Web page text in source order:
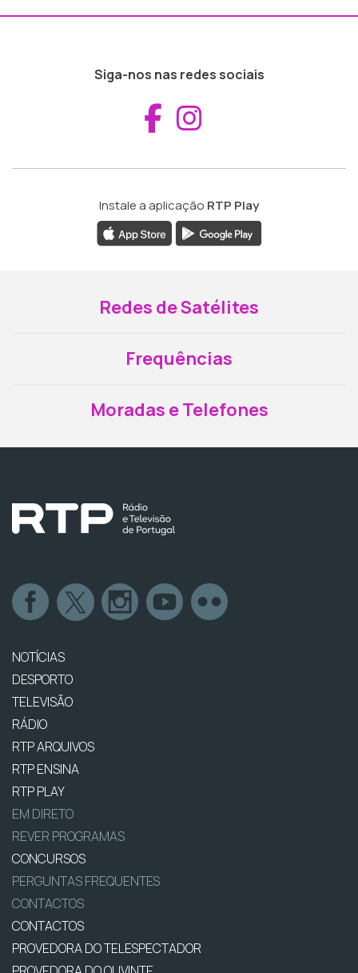
Siga-nos nas redes sociais
Aceder ao
Instale a aplicação RTP Play
Redes de Satélites
Frequências
Moradas e Telefones
NOTÍCIAS
DESPORTO
TELEVISÃO
RÁDIO
RTP ARQUIVOS
RTP ENSINA
RTP PLAY
EM DIRETO
REVER PROGRAMAS
CONCURSOS
PERGUNTAS FREQUENTES
CONTACTOS
CONTACTOS
PROVEDORA DO TELESPECTADOR